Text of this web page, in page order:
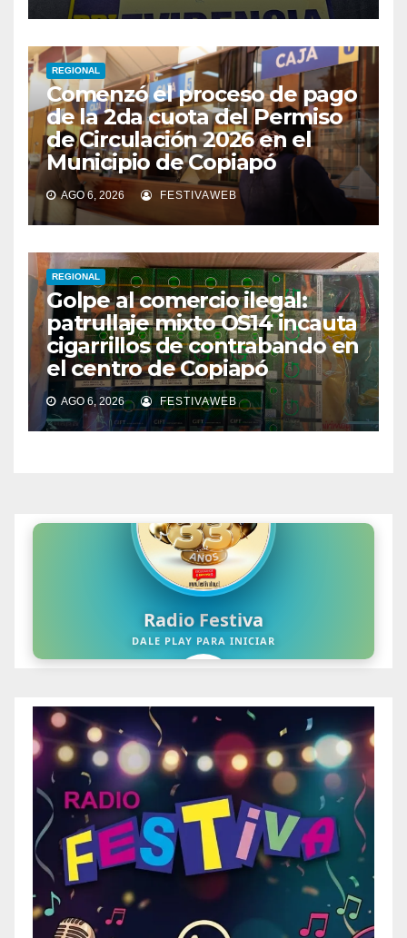
REGIONAL
Comenzó el proceso de pago
de la 2da cuota del Permiso
de Circulación 2026 en el
Municipio de Copiapó
AGO 6, 2026 FESTIVAWEB
REGIONAL
Golpe al comercio ilegal:
patrullaje mixto OS14 incauta
cigarrillos de contrabando en
el centro de Copiapó
AGO 6, 2026 FESTIVAWEB